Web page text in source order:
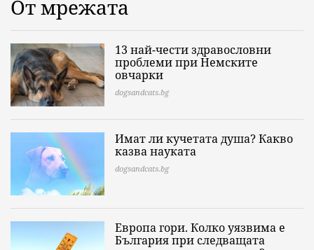
От мрежата
13 най-чести здравословни
проблеми при Немските
овчарки
dogsandcats.bg
Имат ли кучетата душа? Какво
казва науката
dogsandcats.bg
Европа гори. Колко уязвима е
България при следващата